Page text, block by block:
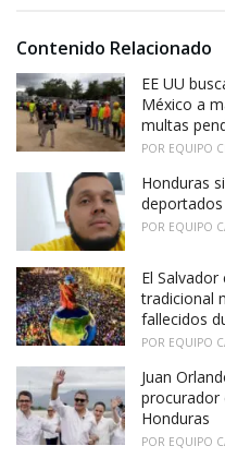
:Contenido Relacionado
EE UU
México a
multas
POR EQUIPO
Honduras
deportados
POR EQUIPO
El
tradicional
fallecidos
POR EQUIPO
Juan
procurador
Honduras
POR EQUIPO